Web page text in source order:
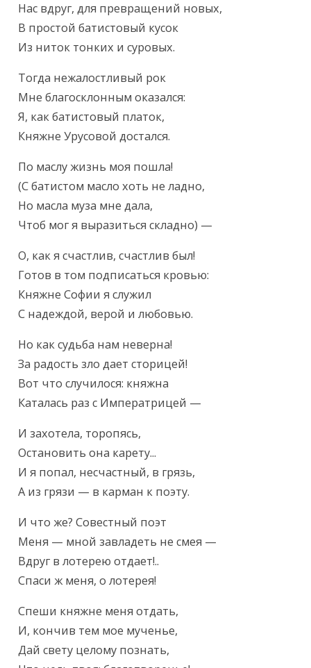
Нас вдруг, для превращений новых,
В простой батистовый кусок
Из ниток тонких и суровых.
Тогда нежалостливый рок
Мне благосклонным оказался:
Я, как батистовый платок,
Княжне Урусовой достался.
По маслу жизнь моя пошла!
(С батистом масло хоть не ладно,
Но масла муза мне дала,
Чтоб мог я выразиться складно) —
О, как я счастлив, счастлив был!
Готов в том подписаться кровью:
Княжне Софии я служил
С надеждой, верой и любовью.
Но как судьба нам неверна!
За радость зло дает сторицей!
Вот что случилося: княжна
Каталась раз с Императрицей —
И захотела, торопясь,
Остановить она карету...
И я попал, несчастный, в грязь,
А из грязи — в карман к поэту.
И что же? Совестный поэт
Меня — мной завладеть не смея —
Вдруг в лотерею отдает!..
Спаси ж меня, о лотерея!
Спеши княжне меня отдать,
И, кончив тем мое мученье,
Дай свету целому познать,